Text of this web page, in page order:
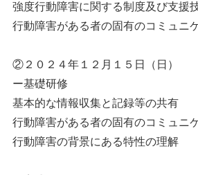
強度行動障害に関する制度及び支援
行動障害がある者の固有のコミュニ
②２０２４年１２月１５日（日）
ー基礎研修
基本的な情報収集と記録等の共有
行動障害がある者の固有のコミュニ
行動障害の背景にある特性の理解